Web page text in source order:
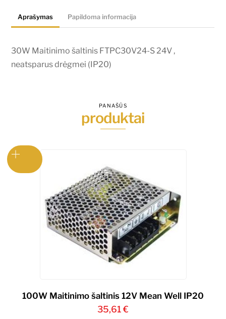
drėgmei
(IP20)
Aprašymas Papildoma informacija
30W Maitinimo šaltinis FTPC30V24-S 24V ,
neatsparus drėgmei (IP20)
PANAŠŪS
produktai
100W Maitinimo šaltinis 12V Mean Well IP20
35,61€